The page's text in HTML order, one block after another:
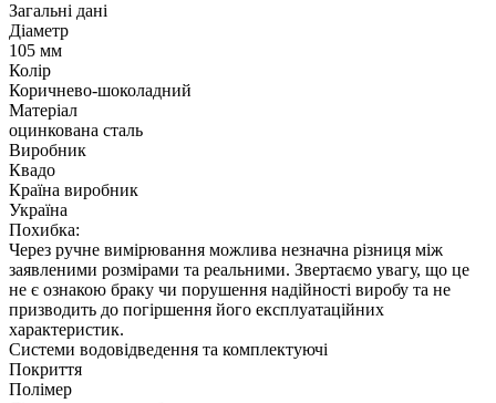
Загальні дані
Діаметр
105 мм
Колір
Коричнево-шоколадний
Матеріал
оцинкована сталь
Виробник
Квадо
Країна виробник
Україна
Похибка:
Через ручне вимірювання можлива незначна різниця між
заявленими розмірами та реальними. Звертаємо увагу, що це
не є ознакою браку чи порушення надійності виробу та не
призводить до погіршення його експлуатаційних
характеристик.
Системи водовідведення та комплектуючі
Покриття
Полімер